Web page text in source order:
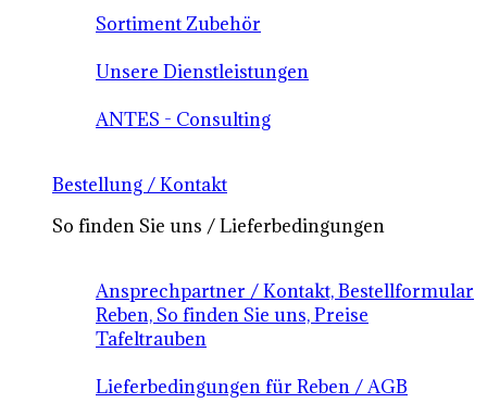
Sortiment Zubehör
Unsere Dienstleistungen
ANTES - Consulting
Bestellung / Kontakt
So finden Sie uns / Lieferbedingungen
Ansprechpartner / Kontakt, Bestellformular
Reben, So finden Sie uns, Preise
Tafeltrauben
Lieferbedingungen für Reben / AGB